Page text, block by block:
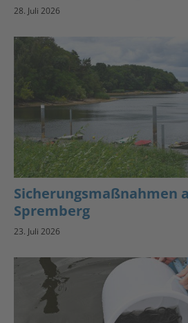
28. Juli 2026
Sicherungsmaßnahmen
Spremberg
23. Juli 2026